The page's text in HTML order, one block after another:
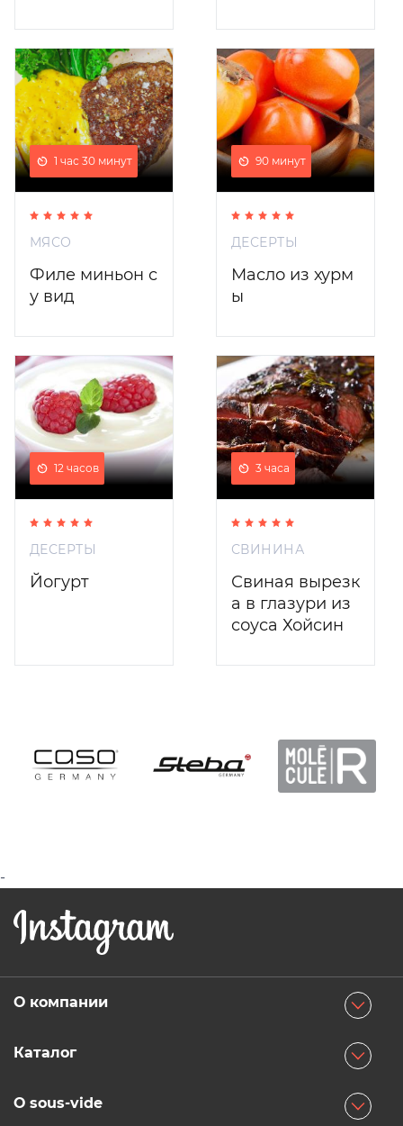
1 час 30 минут
МЯСО
Филе миньон с
у вид
90 минут
ДЕСЕРТЫ
Масло из хурм
ы
12 часов
ДЕСЕРТЫ
Йогурт
3 часа
СВИНИНА
Свиная вырезк
а в глазури из
соуса Хойсин
-
О компании
Доставка
Каталог
О sous-vide